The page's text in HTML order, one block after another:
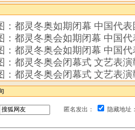
：都灵冬奥如期闭幕 中国代
：都灵冬奥会如期闭幕 中国
：都灵冬奥会如期闭幕 中国
：都灵冬奥会闭幕式 文艺表
：都灵冬奥会闭幕式 文艺表
匿名发出： 隐藏地址